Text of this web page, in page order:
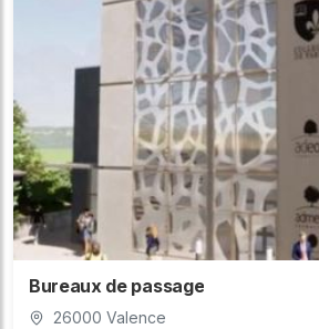
Bureaux de passage
26000 Valence